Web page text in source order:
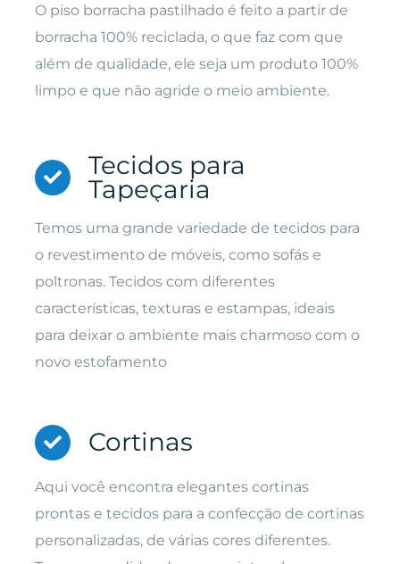
O piso borracha pastilhado é feito a partir de
borracha 100% reciclada, o que faz com que
além de qualidade, ele seja um produto 100%
limpo e que não agride o meio ambiente.
Tecidos para
Tapeçaria
Temos uma grande variedade de tecidos para
o revestimento de móveis, como sofás e
poltronas. Tecidos com diferentes
características, texturas e estampas, ideais
para deixar o ambiente mais charmoso com o
novo estofamento
Cortinas
Aqui você encontra elegantes cortinas
prontas e tecidos para a confecção de cortinas
personalizadas, de várias cores diferentes.